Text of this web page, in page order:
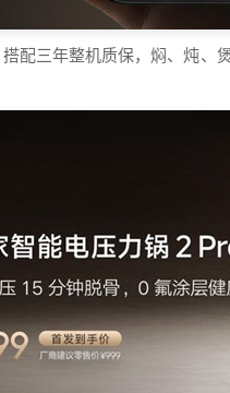
配三年整机质保，焖、炖、